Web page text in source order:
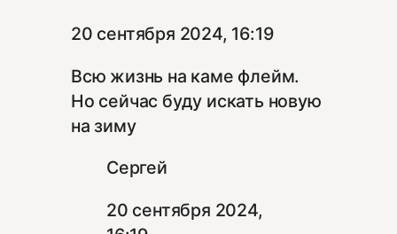
20 сентября 2024, 16:19
Всю жизнь на каме флейм.
Но сейчас буду искать новую
на зиму
Сергей
20 сентября 2024,